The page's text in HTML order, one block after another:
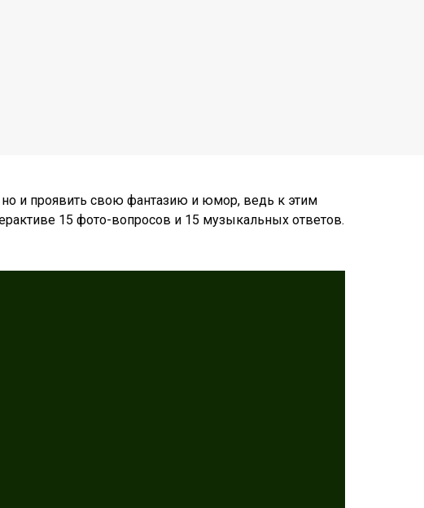
но и проявить свою фантазию и юмор, ведь к этим
15 фото-вопросов и 15 музыкальных ответов.